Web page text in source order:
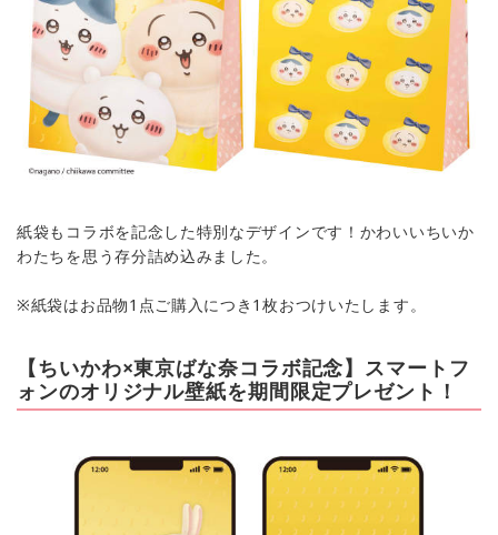
紙袋もコラボを記念した特別なデザインです！かわいいちいか
わたちを思う存分詰め込みました。
※紙袋はお品物1点ご購入につき1枚おつけいたします。
【ちいかわ×東京ばな奈コラボ記念】スマートフ
ォンのオリジナル壁紙を期間限定プレゼント！